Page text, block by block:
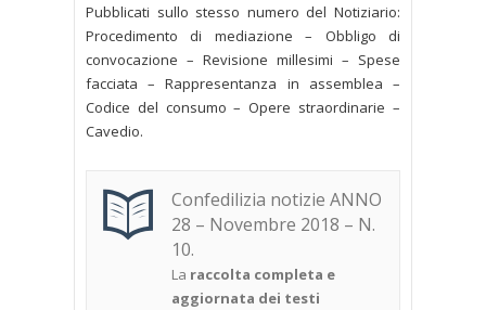
Pubblicati sullo stesso numero del Notiziario:
Procedimento di mediazione – Obbligo di
convocazione – Revisione millesimi – Spese
facciata – Rappresentanza in assemblea –
Codice del consumo – Opere straordinarie –
Cavedio.
Confedilizia notizie ANNO
28 – Novembre 2018 – N.
10.
La raccolta completa e
aggiornata dei testi